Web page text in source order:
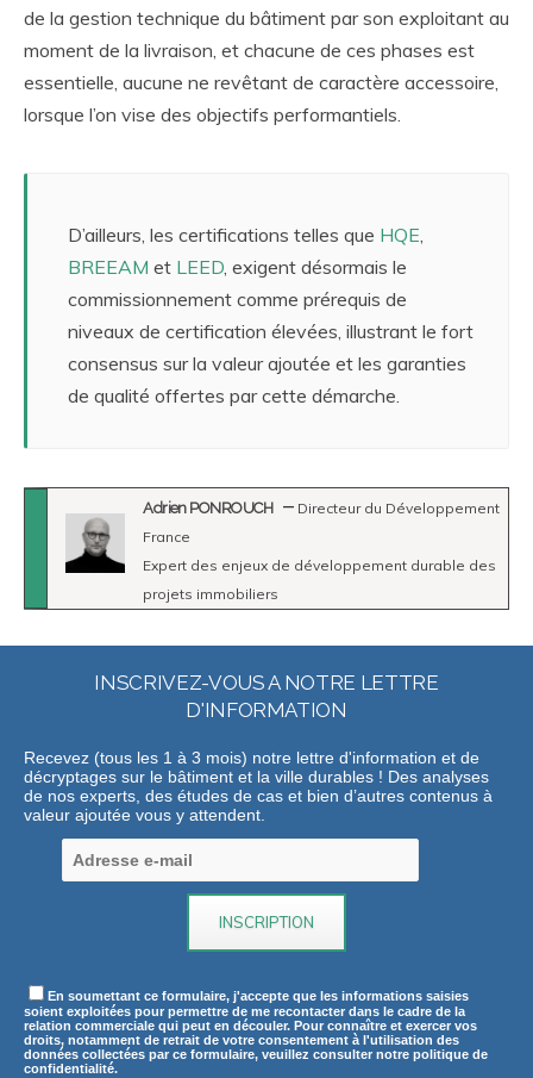
de la gestion technique du bâtiment par son exploitant au
moment de la livraison, et chacune de ces phases est
essentielle, aucune ne revêtant de caractère accessoire,
lorsque l’on vise des objectifs performantiels.
D’ailleurs, les certifications telles que HQE,
BREEAM et LEED, exigent désormais le
commissionnement comme prérequis de
niveaux de certification élevées, illustrant le fort
consensus sur la valeur ajoutée et les garanties
de qualité offertes par cette démarche.
Adrien PONROUCH
Directeur du Développement
France
Expert des enjeux de développement durable des
projets immobiliers
INSCRIVEZ-VOUS A NOTRE LETTRE
D'INFORMATION
Recevez (tous les 1 à 3 mois) notre lettre d'information et de
décryptages sur le bâtiment et la ville durables ! Des analyses
de nos experts, des études de cas et bien d’autres contenus à
valeur ajoutée vous y attendent.
En soumettant ce formulaire, j'accepte que les informations saisies
soient exploitées pour permettre de me recontacter dans le cadre de la
relation commerciale qui peut en découler. Pour connaître et exercer vos
droits, notamment de retrait de votre consentement à l'utilisation des
données collectées par ce formulaire, veuillez consulter notre politique de
confidentialité.